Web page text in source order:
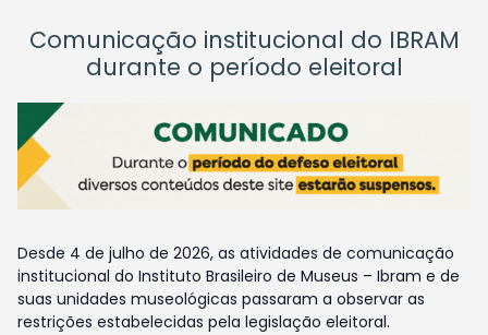
Comunicação institucional do IBRAM
durante o período eleitoral
Desde 4 de julho de 2026, as atividades de comunicação
institucional do Instituto Brasileiro de Museus – Ibram e de
suas unidades museológicas passaram a observar as
restrições estabelecidas pela legislação eleitoral.